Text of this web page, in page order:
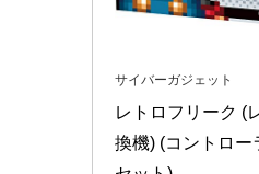
サイバーガジェット
レトロフリーク (
換機) (コントロー